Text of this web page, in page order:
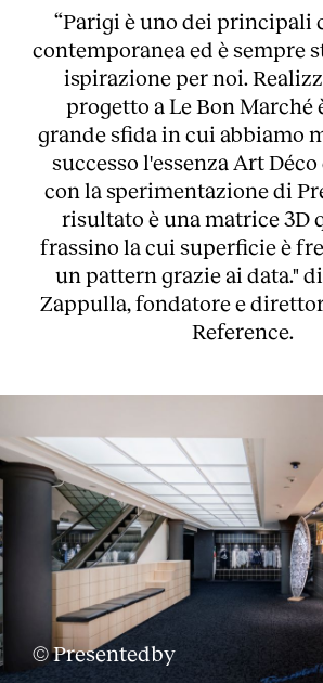
About
“Parigi è uno dei principali
contemporanea ed è sempre
ispirazione per noi.
progetto a Le Bon Marché
grande sfida in cui abbiamo
successo l'essenza Art
con la sperimentazione di
risultato è una matrice 3D
frassino la cui superficie è
un pattern grazie ai data."
Zappulla, fondatore e
Reference.
© Presentedby